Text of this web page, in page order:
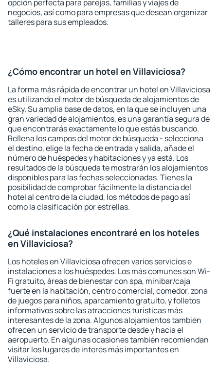
opción perfecta para parejas, familias y viajes de
negocios, así como para empresas que desean organizar
talleres para sus empleados.
¿Cómo encontrar un hotel en Villaviciosa?
La forma más rápida de encontrar un hotel en Villaviciosa
es utilizando el motor de búsqueda de alojamientos de
eSky. Su amplia base de datos, en la que se incluyen una
gran variedad de alojamientos, es una garantía segura de
que encontrarás exactamente lo que estás buscando.
Rellena los campos del motor de búsqueda - selecciona
el destino, elige la fecha de entrada y salida, añade el
número de huéspedes y habitaciones y ya está. Los
resultados de la búsqueda te mostrarán los alojamientos
disponibles para las fechas seleccionadas. Tienes la
posibilidad de comprobar fácilmente la distancia del
hotel al centro de la ciudad, los métodos de pago así
como la clasificación por estrellas.
¿Qué instalaciones encontraré en los hoteles
en Villaviciosa?
Los hoteles en Villaviciosa ofrecen varios servicios e
instalaciones a los huéspedes. Los más comunes son Wi-
Fi gratuito, áreas de bienestar con spa, minibar/caja
fuerte en la habitación, centro comercial, comedor, zona
de juegos para niños, aparcamiento gratuito, y folletos
informativos sobre las atracciones turísticas más
interesantes de la zona. Algunos alojamientos también
ofrecen un servicio de transporte desde y hacia el
aeropuerto. En algunas ocasiones también recomiendan
visitar los lugares de interés más importantes en
Villaviciosa.